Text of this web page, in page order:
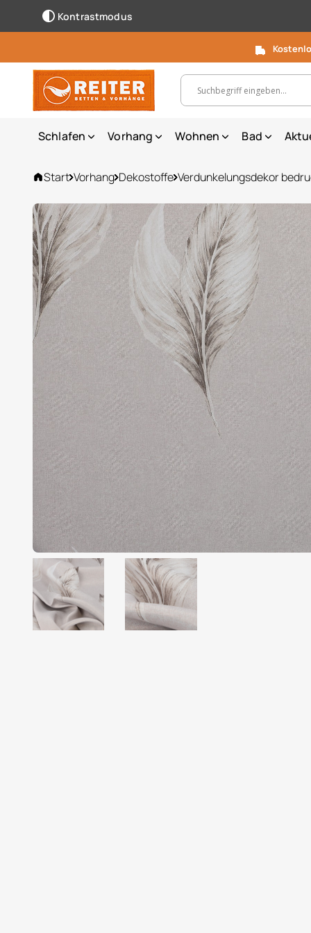
Kontrastmodus
Suchbegriff, Artikelnummer ...
Schlafen Vorhang Wohnen Bad
Start Vorhang Dekostoffe Verdunkelungsdekor